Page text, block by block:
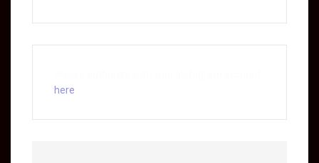
here